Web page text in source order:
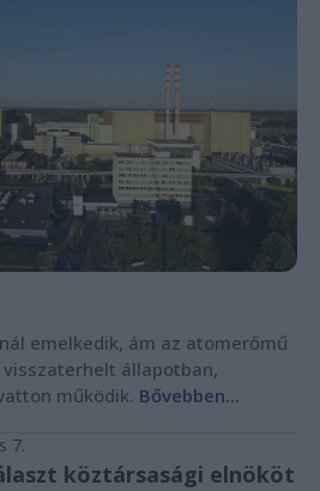
emelkedik, ám az atomerőmű
állapotban,
működik. Bővebben...
7.
köztársasági elnököt